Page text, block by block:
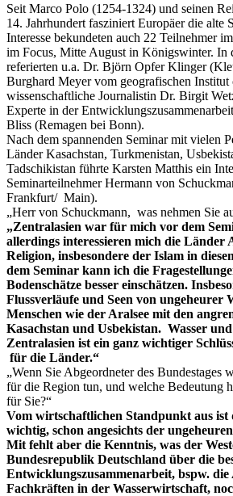
Seit Marco Polo (1254-1324) und seinen
14. Jahrhundert fasziniert Europäer die alte
Interesse bekundeten auch 22 Teilnehmer
im Focus, Mitte August in Königswinter. In
referierten u.a. Dr. Björn Opfer Klinger
Burghard Meyer vom geografischen
wissenschaftliche Journalistin Dr. Birgit
Experte in der
Bliss (Remagen bei Bonn).
Nach dem spannenden Seminar mit vielen
Länder Kasachstan, Turkmenistan,
Tadschikistan führte Karsten Matthis ein
Seminarteilnehmer Hermann von
Frankfurt/ Main).
„Herr von Schuckmann, was nehmen Sie
„Zentralasien war für mich vor dem
allerdings interessieren mich die Länder
Religion, insbesondere der Islam in
dem Seminar kann ich die
Bodenschätze besser einschätzen.
Flussverläufe und Seen von ungeheurer
Menschen wie der Aralsee mit den
Kasachstan und Usbekistan. Wasser
Zentralasien ist ein ganz wichtiger
für die Länder.“
„Wenn Sie Abgeordneter des Bundestages
für die Region tun, und welche Bedeutung
für Sie?“
Vom wirtschaftlichen Standpunkt aus ist
wichtig, schon angesichts der
Mit fehlt aber die Kenntnis, was der
Bundesrepublik Deutschland über die
Entwicklungszusammenarbeit, bspw.
Fachkräften in der Wasserwirtschaft,